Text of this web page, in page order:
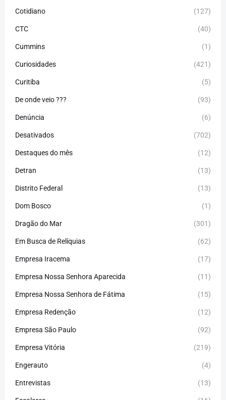
Cotidiano (127)
CTC (40)
Cummins (1)
Curiosidades (421)
Curitiba (5)
De onde veio ??? (93)
Denúncia (6)
Desativados (702)
Destaques do mês (12)
Detran (13)
Distrito Federal (13)
Dom Bosco (1)
Dragão do Mar (301)
Em Busca de Relíquias (62)
Empresa Iracema (17)
Empresa Nossa Senhora Aparecida (11)
Empresa Nossa Senhora de Fátima (15)
Empresa Redenção (12)
Empresa São Paulo (92)
Empresa Vitória (219)
Engerauto (4)
Entrevistas (13)